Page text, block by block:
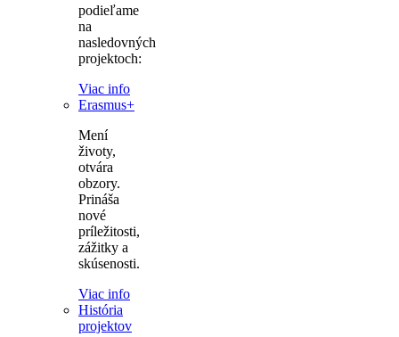
podieľame
na
nasledovných
projektoch:
Viac info
Erasmus+
Mení
životy,
otvára
obzory.
Prináša
nové
príležitosti,
zážitky a
skúsenosti.
Viac info
História
projektov